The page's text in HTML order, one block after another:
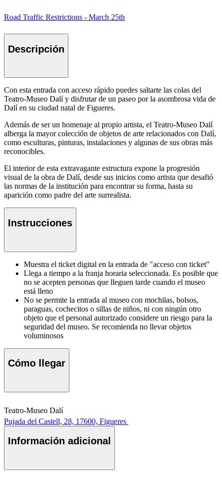
Road Traffic Restrictions - March 25th
Descripción
Con esta entrada con acceso rápido puedes saltarte las colas del
Teatro-Museo Dalí y disfrutar de un paseo por la asombrosa vida de
Dalí en su ciudad natal de Figueres.
Además de ser un homenaje al propio artista, el Teatro-Museo Dalí
alberga la mayor colección de objetos de arte relacionados con Dalí,
como esculturas, pinturas, instalaciones y algunas de sus obras más
reconocibles.
El interior de esta extravagante estructura expone la progresión
visual de la obra de Dalí, desde sus inicios como artista que desafió
las normas de la institución para encontrar su forma, hasta su
aparición como padre del arte surrealista.
Instrucciones
Muestra el ticket digital en la entrada de "acceso con ticket"
Llega a tiempo a la franja horaria seleccionada. Es posible que
no se acepten personas que lleguen tarde cuando el museo
está lleno
No se permite la entrada al museo con mochilas, bolsos,
paraguas, cochecitos o sillas de niños, ni con ningún otro
objeto que el personal autorizado considere un riesgo para la
seguridad del museo. Se recomienda no llevar objetos
voluminosos
Cómo llegar
Teatro-Museo Dalí
Pujada del Castell, 28, 17600, Figueres
Información adicional